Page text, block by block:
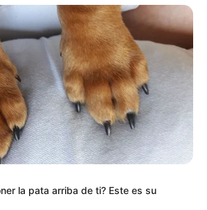
la pata arriba de ti? Este es su